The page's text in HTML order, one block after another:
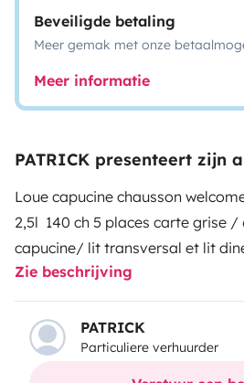
Beveiligde betaling
Meer gemak met onze
Meer informatie
PATRICK presenteert zijn
Loue capucine chausson
2,5l 140 ch 5 places carte grise /
capucine/ lit transversal et lit
170L/usées 110LFrigo/ congel,
gaz, vaisselles, couverts, nappe
chauffage de route, 2 bouteilles
antenne automatique,store
isotherme intérieur pour pare
Zie beschrijving
PATRICK
Particuliere verhuurder